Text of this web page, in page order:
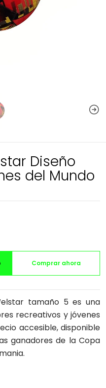
Diseño
del Mundo
Comprar ahora
tamaño 5 es una
recreativos y jóvenes
accesible, disponible
ganadores de la Copa